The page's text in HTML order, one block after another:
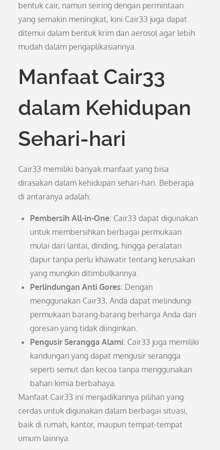
bentuk cair, namun seiring dengan permintaan
yang semakin meningkat, kini Cair33 juga dapat
ditemui dalam bentuk krim dan aerosol agar lebih
mudah dalam pengaplikasiannya.
Manfaat Cair33
dalam Kehidupan
Sehari-hari
Cair33 memiliki banyak manfaat yang bisa
dirasakan dalam kehidupan sehari-hari. Beberapa
di antaranya adalah:
Pembersih All-in-One: Cair33 dapat digunakan
untuk membersihkan berbagai permukaan
mulai dari lantai, dinding, hingga peralatan
dapur tanpa perlu khawatir tentang kerusakan
yang mungkin ditimbulkannya.
Perlindungan Anti Gores: Dengan
menggunakan Cair33, Anda dapat melindungi
permukaan barang-barang berharga Anda dari
goresan yang tidak diinginkan.
Pengusir Serangga Alami: Cair33 juga memiliki
kandungan yang dapat mengusir serangga
seperti semut dan kecoa tanpa menggunakan
bahan kimia berbahaya.
Manfaat Cair33 ini menjadikannya pilihan yang
cerdas untuk digunakan dalam berbagai situasi,
baik di rumah, kantor, maupun tempat-tempat
umum lainnya.